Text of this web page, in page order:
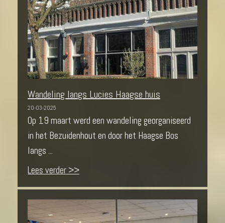
Wandeling langs Lucies Haagse huis
20-03-2025
Op 19 maart werd een wandeling georganiseerd
in het Bezuidenhout en door het Haagse Bos
langs ...
Lees verder >>